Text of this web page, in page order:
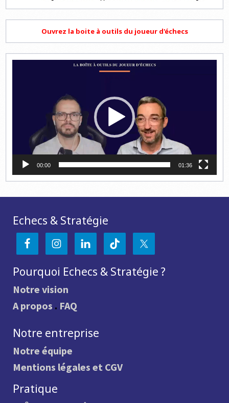
Ouvrez la boite à outils du joueur d'échecs
00:00 01:36
Echecs & Stratégie
Pourquoi Echecs & Stratégie ?
Notre vision
A propos . FAQ
Notre entreprise
Notre équipe
Mentions légales et CGV
Pratique